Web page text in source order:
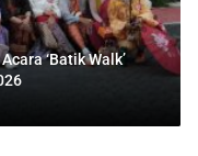
‘Batik Walk’